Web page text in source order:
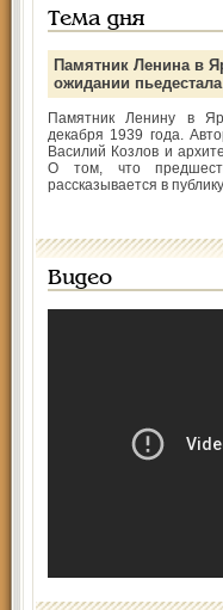
Тема дня
Памятник Ленина в
ожидании пьедестала
Памятник Ленину в
декабря 1939 года.
Василий Козлов и
О том, что
рассказывается в
Видео